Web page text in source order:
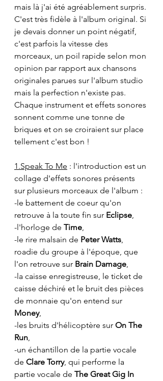
mais là j'ai été agréablement surpris.
C'est très fidèle à l'album original. Si
je devais donner un point négatif,
c'est parfois la vitesse des
morceaux, un poil rapide selon mon
opinion par rapport aux chansons
originales parues sur l'album studio
mais la perfection n'existe pas.
Chaque instrument et effets sonores
sonnent comme une tonne de
briques et on se croiraient sur place
tellement c'est bon !
1.Speak To Me : l'introduction est un
collage d'effets sonores présents
sur plusieurs morceaux de l'album :
-le battement de coeur qu'on
retrouve à la toute fin sur Eclipse,
-l'horloge de Time,
-le rire malsain de Peter Watts,
roadie du groupe à l'époque, que
l'on retrouve sur Brain Damage,
-la caisse enregistreuse, le ticket de
caisse déchiré et le bruit des pièces
de monnaie qu'on entend sur
Money,
-les bruits d'hélicoptère sur On The
Run,
-un échantillon de la partie vocale
de Clare Torry, qui performe la
partie vocale de The Great Gig In